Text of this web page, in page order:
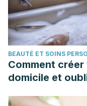
BEAUTÉ ET SOINS
Comment
domicile et